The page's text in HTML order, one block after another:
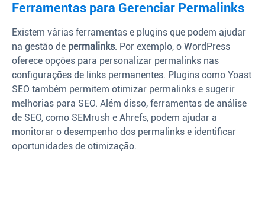
Ferramentas para Gerenciar Permalinks
Existem várias ferramentas e plugins que podem ajudar
na gestão de permalinks. Por exemplo, o WordPress
oferece opções para personalizar permalinks nas
configurações de links permanentes. Plugins como Yoast
SEO também permitem otimizar permalinks e sugerir
melhorias para SEO. Além disso, ferramentas de análise
de SEO, como SEMrush e Ahrefs, podem ajudar a
monitorar o desempenho dos permalinks e identificar
oportunidades de otimização.